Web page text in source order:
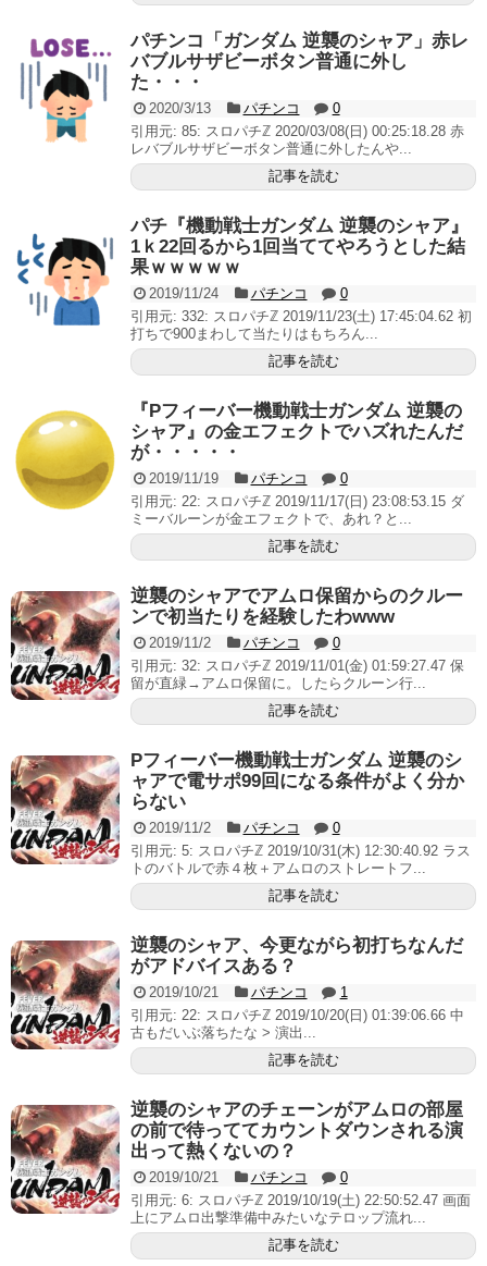
パチンコ「ガンダム 逆襲のシャア」赤レ
バブルサザビーボタン普通に外し
た・・・
2020/3/13 パチンコ
0
引用元: 85: スロパチℤ 2020/03/08(日) 00:25:18.28 赤
レバブルサザビーボタン普通に外したんや...
記事を読む
パチ『機動戦士ガンダム 逆襲のシャア』
1ｋ22回るから1回当ててやろうとした結
果ｗｗｗｗｗ
2019/11/24 パチンコ
0
引用元: 332: スロパチℤ 2019/11/23(土) 17:45:04.62 初
打ちで900まわして当たりはもちろん...
記事を読む
『Pフィーバー機動戦士ガンダム 逆襲の
シャア』の金エフェクトでハズれたんだ
が・・・・・
2019/11/19 パチンコ
0
引用元: 22: スロパチℤ 2019/11/17(日) 23:08:53.15 ダ
ミーバルーンが金エフェクトで、あれ？と...
記事を読む
逆襲のシャアでアムロ保留からのクルー
ンで初当たりを経験したわwww
2019/11/2 パチンコ
0
引用元: 32: スロパチℤ 2019/11/01(金) 01:59:27.47 保
留が直緑→アムロ保留に。したらクルーン行...
記事を読む
Pフィーバー機動戦士ガンダム 逆襲のシ
ャアで電サポ99回になる条件がよく分か
らない
2019/11/2 パチンコ
0
引用元: 5: スロパチℤ 2019/10/31(木) 12:30:40.92 ラス
トのバトルで赤４枚＋アムロのストレートフ...
記事を読む
逆襲のシャア、今更ながら初打ちなんだ
がアドバイスある？
2019/10/21 パチンコ
1
引用元: 22: スロパチℤ 2019/10/20(日) 01:39:06.66 中
古もだいぶ落ちたな > 演出...
記事を読む
逆襲のシャアのチェーンがアムロの部屋
の前で待っててカウントダウンされる演
出って熱くないの？
2019/10/21 パチンコ
0
引用元: 6: スロパチℤ 2019/10/19(土) 22:50:52.47 画面
上にアムロ出撃準備中みたいなテロップ流れ...
記事を読む